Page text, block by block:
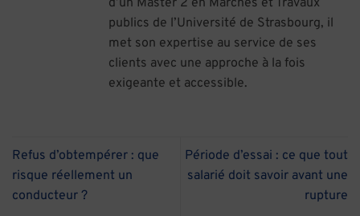
d’un Master 2 en Marchés et Travaux
publics de l’Université de Strasbourg, il
met son expertise au service de ses
clients avec une approche à la fois
exigeante et accessible.
Refus d’obtempérer : que
risque réellement un
conducteur ?
Période d’essai : ce que tout
salarié doit savoir avant une
rupture